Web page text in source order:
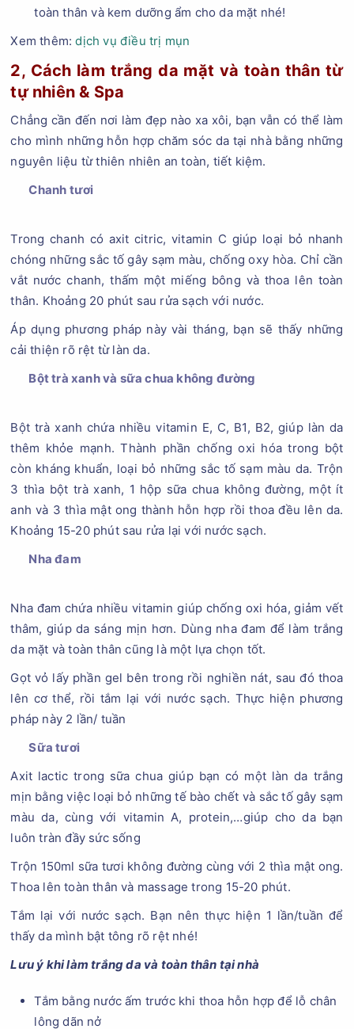
toàn thân và kem dưỡng ẩm cho da mặt nhé!
Xem thêm:dịch vụ điều trị mụn
2, Cách làm trắng da mặt và toàn thân từ
tự nhiên & Spa
Chẳng cần đến nơi làm đẹp nào xa xôi, bạn vẫn có thể làm
cho mình những hỗn hợp chăm sóc da tại nhà bằng những
nguyên liệu từ thiên nhiên an toàn, tiết kiệm.
Chanh tươi
Trong chanh có axit citric, vitamin C giúp loại bỏ nhanh
chóng những sắc tố gây sạm màu, chống oxy hòa. Chỉ cần
vắt nước chanh, thấm một miếng bông và thoa lên toàn
thân. Khoảng 20 phút sau rửa sạch với nước.
Áp dụng phương pháp này vài tháng, bạn sẽ thấy những
cải thiện rõ rệt từ làn da.
Bột trà xanh và sữa chua không đường
Bột trà xanh chứa nhiều vitamin E, C, B1, B2, giúp làn da
thêm khỏe mạnh. Thành phần chống oxi hóa trong bột
còn kháng khuẩn, loại bỏ những sắc tố sạm màu da. Trộn
3 thìa bột trà xanh, 1 hộp sữa chua không đường, một ít
anh và 3 thìa mật ong thành hỗn hợp rồi thoa đều lên da.
Khoảng 15-20 phút sau rửa lại với nước sạch.
Nha đam
Nha đam chứa nhiều vitamin giúp chống oxi hóa, giảm vết
thâm, giúp da sáng mịn hơn. Dùng nha đam để làm trắng
da mặt và toàn thân cũng là một lựa chọn tốt.
Gọt vỏ lấy phần gel bên trong rồi nghiền nát, sau đó thoa
lên cơ thể, rồi tắm lại với nước sạch. Thực hiện phương
pháp này 2 lần/ tuần
Sữa tươi
Axit lactic trong sữa chua giúp bạn có một làn da trắng
mịn bằng việc loại bỏ những tế bào chết và sắc tố gây sạm
màu da, cùng với vitamin A, protein,…giúp cho da bạn
luôn tràn đầy sức sống
Trộn 150ml sữa tươi không đường cùng với 2 thìa mật ong.
Thoa lên toàn thân và massage trong 15-20 phút.
Tắm lại với nước sạch. Bạn nên thực hiện 1 lần/tuần để
thấy da mình bật tông rõ rệt nhé!
Lưu ý khi làm trắng da và toàn thân tại nhà
Tắm bằng nước ấm trước khi thoa hỗn hợp để lỗ chân
lông dãn nở